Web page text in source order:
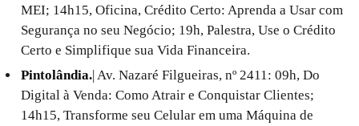
MEI; 14h15, Oficina, Crédito Certo: Aprenda a Usar com
Segurança no seu Negócio; 19h, Palestra, Use o Crédito
Certo e Simplifique sua Vida Financeira.
Pintolândia.| Av. Nazaré Filgueiras, nº 2411: 09h, Do
Digital à Venda: Como Atrair e Conquistar Clientes;
14h15, Transforme seu Celular em uma Máquina de